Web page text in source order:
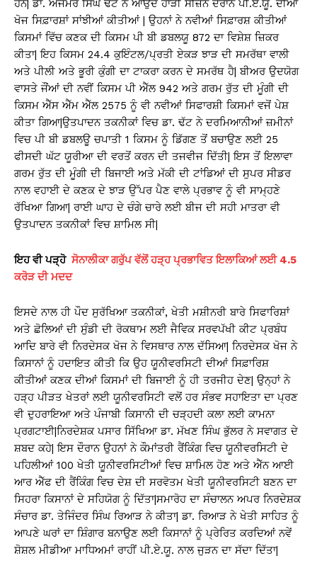
ਹਨ| ਡਾ. ਅਜਮੇਰ ਸਿੰਘ ਢੱਟ ਨੇ ਆਉਂਦੇ ਹਾੜੀ ਸੀਜ਼ਨ ਦੌਰਾਨ ਪੀ.ਏ.ਯੂ. ਦੀਆਂ
ਖੋਜ ਸਿਫ਼ਾਰਸ਼ਾਂ ਸਾਂਝੀਆਂ ਕੀਤੀਆਂ | ਉਹਨਾਂ ਨੇ ਨਵੀਆਂ ਸਿਫ਼ਾਰਸ਼ ਕੀਤੀਆਂ
ਕਿਸਮਾਂ ਵਿੱਚ ਕਣਕ ਦੀ ਕਿਸਮ ਪੀ ਬੀ ਡਬਲਯੂ 872 ਦਾ ਵਿਸ਼ੇਸ਼ ਜ਼ਿਕਰ
ਕੀਤਾ| ਇਹ ਕਿਸਮ 24.4 ਕੁਇੰਟਲ/ਪ੍ਰਤੀ ਏਕੜ ਝਾੜ ਦੀ ਸਮਰੱਥਾ ਵਾਲੀ
ਅਤੇ ਪੀਲੀ ਅਤੇ ਭੂਰੀ ਕੁੰਗੀ ਦਾ ਟਾਕਰਾ ਕਰਨ ਦੇ ਸਮਰੱਥ ਹੈ| ਬੀਅਰ ਉਦਯੋਗ
ਵਾਸਤੇ ਜੌਂਆਂ ਦੀ ਨਵੀਂ ਕਿਸਮ ਪੀ ਐੱਲ 942 ਅਤੇ ਗਰਮ ਰੁੱਤ ਦੀ ਮੂੰਗੀ ਦੀ
ਕਿਸਮ ਐੱਸ ਐੱਮ ਐੱਲ 2575 ਨੂੰ ਵੀ ਨਵੀਆਂ ਸਿਫਾਰਸ਼ੀ ਕਿਸਮਾਂ ਵਜੋਂ ਪੇਸ਼
ਕੀਤਾ ਗਿਆ|ਉਤਪਾਦਨ ਤਕਨੀਕਾਂ ਵਿਚ ਡਾ. ਢੱਟ ਨੇ ਦਰਮਿਆਨੀਆਂ ਜ਼ਮੀਨਾਂ
ਵਿਚ ਪੀ ਬੀ ਡਬਲਊ ਚਪਾਤੀ 1 ਕਿਸਮ ਨੂੰ ਡਿੱਗਣ ਤੋਂ ਬਚਾਉਣ ਲਈ 25
ਫੀਸਦੀ ਘੱਟ ਯੂਰੀਆ ਦੀ ਵਰਤੋਂ ਕਰਨ ਦੀ ਤਜਵੀਜ ਦਿੱਤੀ| ਇਸ ਤੋਂ ਇਲਾਵਾ
ਗਰਮ ਰੁੱਤ ਦੀ ਮੂੰਗੀ ਦੀ ਬਿਜਾਈ ਅਤੇ ਮੱਕੀ ਦੀ ਟਾਂਡਿਆਂ ਦੀ ਸੁਪਰ ਸੀਡਰ
ਨਾਲ ਵਹਾਈ ਦੇ ਕਣਕ ਦੇ ਝਾੜ ਉੱਪਰ ਪੈਣ ਵਾਲੇ ਪ੍ਰਭਾਵ ਨੂੰ ਵੀ ਸਾਮ੍ਹਣੇ
ਰੱਖਿਆ ਗਿਆ| ਰਾਈ ਘਾਹ ਦੇ ਚੰਗੇ ਚਾਰੇ ਲਈ ਬੀਜ ਦੀ ਸਹੀ ਮਾਤਰਾ ਵੀ
ਉਤਪਾਦਨ ਤਕਨੀਕਾਂ ਵਿਚ ਸ਼ਾਮਿਲ ਸੀ|
ਇਹ ਵੀ ਪੜ੍ਹੋ ਸੋਨਾਲੀਕਾ ਗਰੁੱਪ ਵੱਲੋਂ ਹੜ੍ਹ ਪ੍ਰਭਾਵਿਤ ਇਲਾਕਿਆਂ ਲਈ 4.5
ਕਰੋੜ ਦੀ ਮਦਦ
ਇਸਦੇ ਨਾਲ ਹੀ ਪੌਦ ਸੁਰੱਖਿਆ ਤਕਨੀਕਾਂ, ਖੇਤੀ ਮਸ਼ੀਨਰੀ ਬਾਰੇ ਸਿਫਾਰਿਸ਼ਾਂ
ਅਤੇ ਛੋਲਿਆਂ ਦੀ ਸੁੰਡੀ ਦੀ ਰੋਕਥਾਮ ਲਈ ਜੈਵਿਕ ਸਰਵਪੱਖੀ ਕੀਟ ਪ੍ਰਬੰਧ
ਆਦਿ ਬਾਰੇ ਵੀ ਨਿਰਦੇਸਕ ਖੋਜ ਨੇ ਵਿਸਥਾਰ ਨਾਲ ਦੱਸਿਆ| ਨਿਰਦੇਸਕ ਖੋਜ ਨੇ
ਕਿਸਾਨਾਂ ਨੂੰ ਹਦਾਇਤ ਕੀਤੀ ਕਿ ਉਹ ਯੂਨੀਵਰਸਿਟੀ ਦੀਆਂ ਸਿਫ਼ਾਰਿਸ਼
ਕੀਤੀਆਂ ਕਣਕ ਦੀਆਂ ਕਿਸਮਾਂ ਦੀ ਬਿਜਾਈ ਨੂੰ ਹੀ ਤਰਜੀਹ ਦੇਣ| ਉਨ੍ਹਾਂ ਨੇ
ਹੜ੍ਹ ਪੀੜਤ ਖੇਤਰਾਂ ਲਈ ਯੂਨੀਵਰਸਿਟੀ ਵਲੋਂ ਹਰ ਸੰਭਵ ਸਹਾਇਤਾ ਦਾ ਪ੍ਰਣ
ਵੀ ਦੁਹਰਾਇਆ ਅਤੇ ਪੰਜਾਬੀ ਕਿਸਾਨੀ ਦੀ ਚੜ੍ਹਦੀ ਕਲਾ ਲਈ ਕਾਮਨਾ
ਪ੍ਰਗਟਾਈ|ਨਿਰਦੇਸ਼ਕ ਪਸਾਰ ਸਿੱਖਿਆ ਡਾ. ਮੱਖਣ ਸਿੰਘ ਭੁੱਲਰ ਨੇ ਸਵਾਗਤ ਦੇ
ਸ਼ਬਦ ਕਹੇ| ਇਸ ਦੌਰਾਨ ਉਹਨਾਂ ਨੇ ਕੌਮਾਂਤਰੀ ਰੈਂਕਿੰਗ ਵਿਚ ਯੂਨੀਵਰਸਿਟੀ ਦੇ
ਪਹਿਲੀਆਂ 100 ਖੇਤੀ ਯੂਨੀਵਰਸਿਟੀਆਂ ਵਿਚ ਸ਼ਾਮਿਲ ਹੋਣ ਅਤੇ ਐੱਨ ਆਈ
ਆਰ ਐੱਫ ਦੀ ਰੈਂਕਿੰਗ ਵਿਚ ਦੇਸ਼ ਦੀ ਸਰਵੋਤਮ ਖੇਤੀ ਯੂਨੀਵਰਸਿਟੀ ਬਣਨ ਦਾ
ਸਿਹਰਾ ਕਿਸਾਨਾਂ ਦੇ ਸਹਿਯੋਗ ਨੂੰ ਦਿੱਤਾ|ਸਮਾਰੋਹ ਦਾ ਸੰਚਾਲਨ ਅਪਰ ਨਿਰਦੇਸ਼ਕ
ਸੰਚਾਰ ਡਾ. ਤੇਜਿੰਦਰ ਸਿੰਘ ਰਿਆੜ ਨੇ ਕੀਤਾ| ਡਾ. ਰਿਆੜ ਨੇ ਖੇਤੀ ਸਾਹਿਤ ਨੂੰ
ਆਪਣੇ ਘਰਾਂ ਦਾ ਸ਼ਿੰਗਾਰ ਬਨਾਉਣ ਲਈ ਕਿਸਾਨਾਂ ਨੂੰ ਪ੍ਰੇਰਿਤ ਕਰਦਿਆਂ ਨਵੇਂ
ਸ਼ੋਸ਼ਲ ਮੀਡੀਆ ਮਾਧਿਅਮਾਂ ਰਾਹੀਂ ਪੀ.ਏ.ਯੂ. ਨਾਲ ਜੁੜਨ ਦਾ ਸੱਦਾ ਦਿੱਤਾ|